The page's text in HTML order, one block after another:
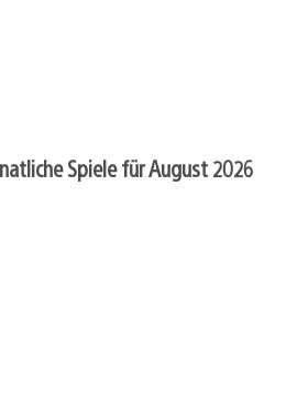
Spiele für August 2026